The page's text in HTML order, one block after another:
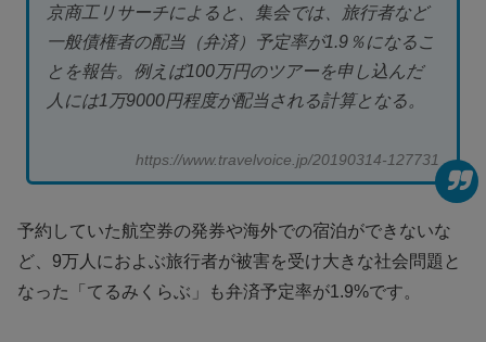
京商工リサーチによると、集会では、旅行者など
一般債権者の配当（弁済）予定率が1.9％になるこ
とを報告。例えば100万円のツアーを申し込んだ
人には1万9000円程度が配当される計算となる。
https://www.travelvoice.jp/20190314-127731
予約していた航空券の発券や海外での宿泊ができないな
ど、9万人におよぶ旅行者が被害を受け大きな社会問題と
なった「てるみくらぶ」も弁済予定率が1.9%です。